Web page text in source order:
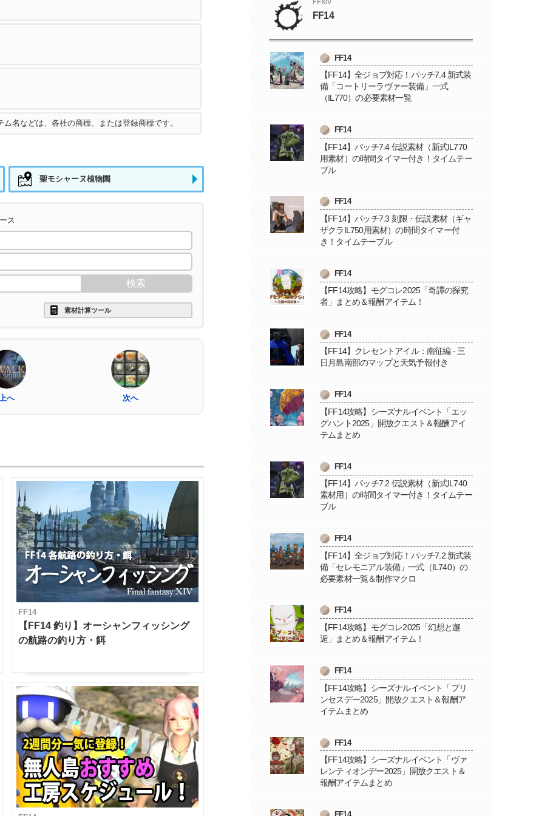
名などは、各社の商標、または登録商標です。
聖モシャーヌ植物園
ス
素材計算ツール
へ 次へ
FF14
【FF14 釣り】オーシャンフィッシング
の航路の釣り方・餌
FFXIV
FF14
FF14
【FF14】全ジョブ対応！パッチ7.4 新式装
備「コートリーラヴァー装備」一式
（IL770）の必要素材一覧
FF14
【FF14】パッチ7.4 伝説素材（新式IL770
用素材）の時間タイマー付き！タイムテー
ブル
FF14
【FF14】パッチ7.3 刻限・伝説素材（ギャ
ザクラIL750用素材）の時間タイマー付
き！タイムテーブル
FF14
【FF14攻略】モグコレ2025「奇譚の探究
者」まとめ＆報酬アイテム！
FF14
【FF14】クレセントアイル：南征編 - 三
日月島南部のマップと天気予報付き
FF14
【FF14攻略】シーズナルイベント「エッ
グハント2025」開放クエスト＆報酬アイ
テムまとめ
FF14
【FF14】パッチ7.2 伝説素材（新式IL740
素材用）の時間タイマー付き！タイムテー
ブル
FF14
【FF14】全ジョブ対応！パッチ7.2 新式装
備「セレモニアル装備」一式（IL740）の
必要素材一覧＆制作マクロ
FF14
【FF14攻略】モグコレ2025「幻想と邂
逅」まとめ＆報酬アイテム！
FF14
【FF14攻略】シーズナルイベント「プリ
ンセスデー2025」開放クエスト＆報酬ア
イテムまとめ
FF14
【FF14攻略】シーズナルイベント「ヴァ
レンティオンデー2025」開放クエスト＆
報酬アイテムまとめ